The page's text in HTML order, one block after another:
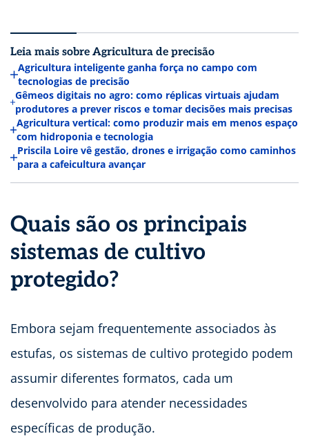
Leia mais sobre Agricultura de precisão
Agricultura inteligente ganha força no campo com
tecnologias de precisão
Gêmeos digitais no agro: como réplicas virtuais ajudam
produtores a prever riscos e tomar decisões mais precisas
Agricultura vertical: como produzir mais em menos espaço
com hidroponia e tecnologia
Priscila Loire vê gestão, drones e irrigação como caminhos
para a cafeicultura avançar
Quais são os principais
sistemas de cultivo
protegido?
Embora sejam frequentemente associados às
estufas, os sistemas de cultivo protegido podem
assumir diferentes formatos, cada um
desenvolvido para atender necessidades
específicas de produção.